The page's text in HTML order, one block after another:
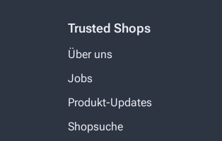
Trusted Shops
Über uns
Jobs
Produkt-Updates
Shopsuche